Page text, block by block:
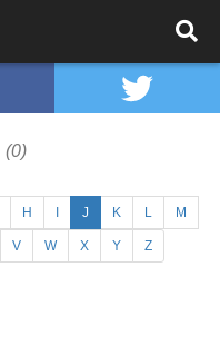
(0)
H J K L M
V W X Y Z